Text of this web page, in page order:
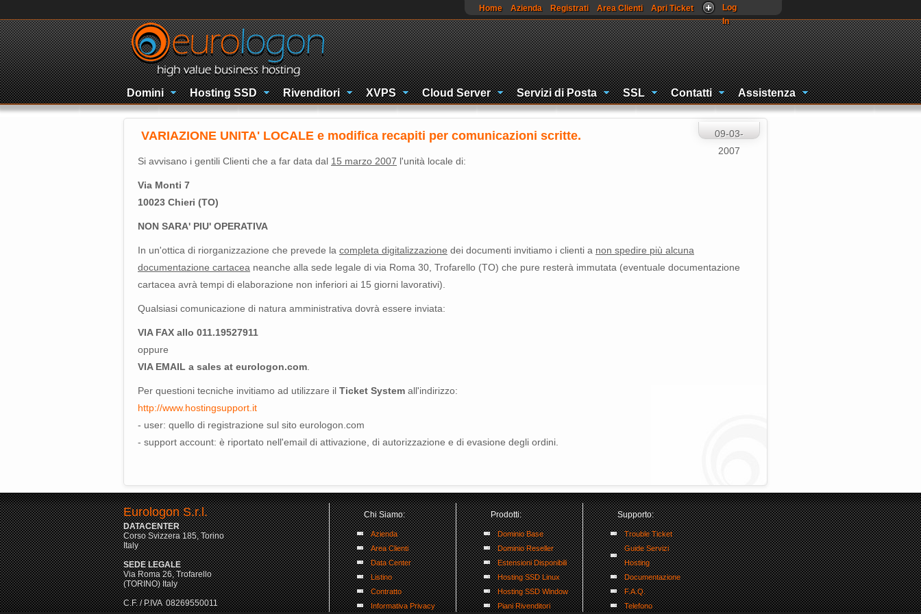
Home Azienda Registrati Area Clienti Apri Ticket
Log
In
Domini Hosting SSD Rivenditori XVPS Cloud Server Servizi di Posta SSL Contatti Assistenza
09-03-
2007
VARIAZIONE UNITA' LOCALE e modifica recapiti per comunicazioni scritte.
Si avvisano i gentili Clienti che a far data dal 15 marzo 2007 l'unità locale di:
Via Monti 7
10023 Chieri (TO)
NON SARA' PIU' OPERATIVA
In un'ottica di riorganizzazione che prevede la completa digitalizzazione dei documenti invitiamo i clienti a non spedire più alcuna
documentazione cartacea neanche alla sede legale di via Roma 30, Trofarello (TO) che pure resterà immutata (eventuale documentazione
cartacea avrà tempi di elaborazione non inferiori ai 15 giorni lavorativi).
Qualsiasi comunicazione di natura amministrativa dovrà essere inviata:
VIA FAX allo 011.19527911
oppure
VIA EMAIL a sales at eurologon.com
Per questioni tecniche invitiamo ad utilizzare il Ticket System all'indirizzo:
http://www.hostingsupport.it
- user: quello di registrazione sul sito eurologon.com
- support account: è riportato nell'email di attivazione, di autorizzazione e di evasione degli ordini.
Eurologon S.r.l.
DATACENTER
Corso Svizzera 185, Torino
Italy
SEDE LEGALE
Via Roma 26, Trofarello
(TORINO) Italy
C.F. / P.IVA 08269550011
Chi Siamo:
Azienda
Area Clienti
Data Center
Listino
Contratto
Informativa Privacy
Prodotti:
Dominio Base
Dominio Reseller
Estensioni Disponibili
Hosting SSD Linux
Hosting SSD Window
Piani Rivenditori
Supporto:
Trouble Ticket
Guide Servizi
Hosting
Documentazione
F.A.Q.
Telefono